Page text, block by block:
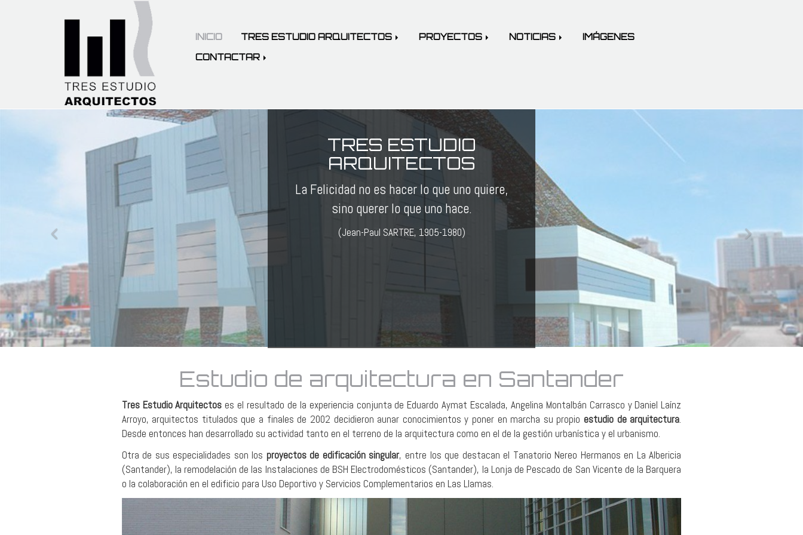
INICIO TRES ESTUDIO ARQUITECTOS PROYECTOS NOTICIAS
IMÁGENES
CONTACTAR
TRES ESTUDIO
ARQUITECTOS
La Felicidad no es hacer lo que uno quiere,
sino querer lo que uno hace.
(Jean-Paul SARTRE, 1905-1980)
Estudio de arquitectura en Santander
Estudio de arquitectura en Santander
Tres Estudio Arquitectos es el resultado de la experiencia conjunta de Eduardo Aymat Escalada, Angelina Montalbán Carrasco y Daniel Laínz
Arroyo, arquitectos titulados que a finales de 2002 decidieron aunar conocimientos y poner en marcha su propio estudio de arquitectura.
Desde entonces han desarrollado su actividad tanto en el terreno de la arquitectura como en el de la gestión urbanística y el urbanismo.
Otra de sus especialidades son los proyectos de edificación singular, entre los que destacan el Tanatorio Nereo Hermanos en La Albericia
(Santander), la remodelación de las Instalaciones de BSH Electrodomésticos (Santander), la Lonja de Pescado de San Vicente de la Barquera
o la colaboración en el edificio para Uso Deportivo y Servicios Complementarios en Las Llamas.